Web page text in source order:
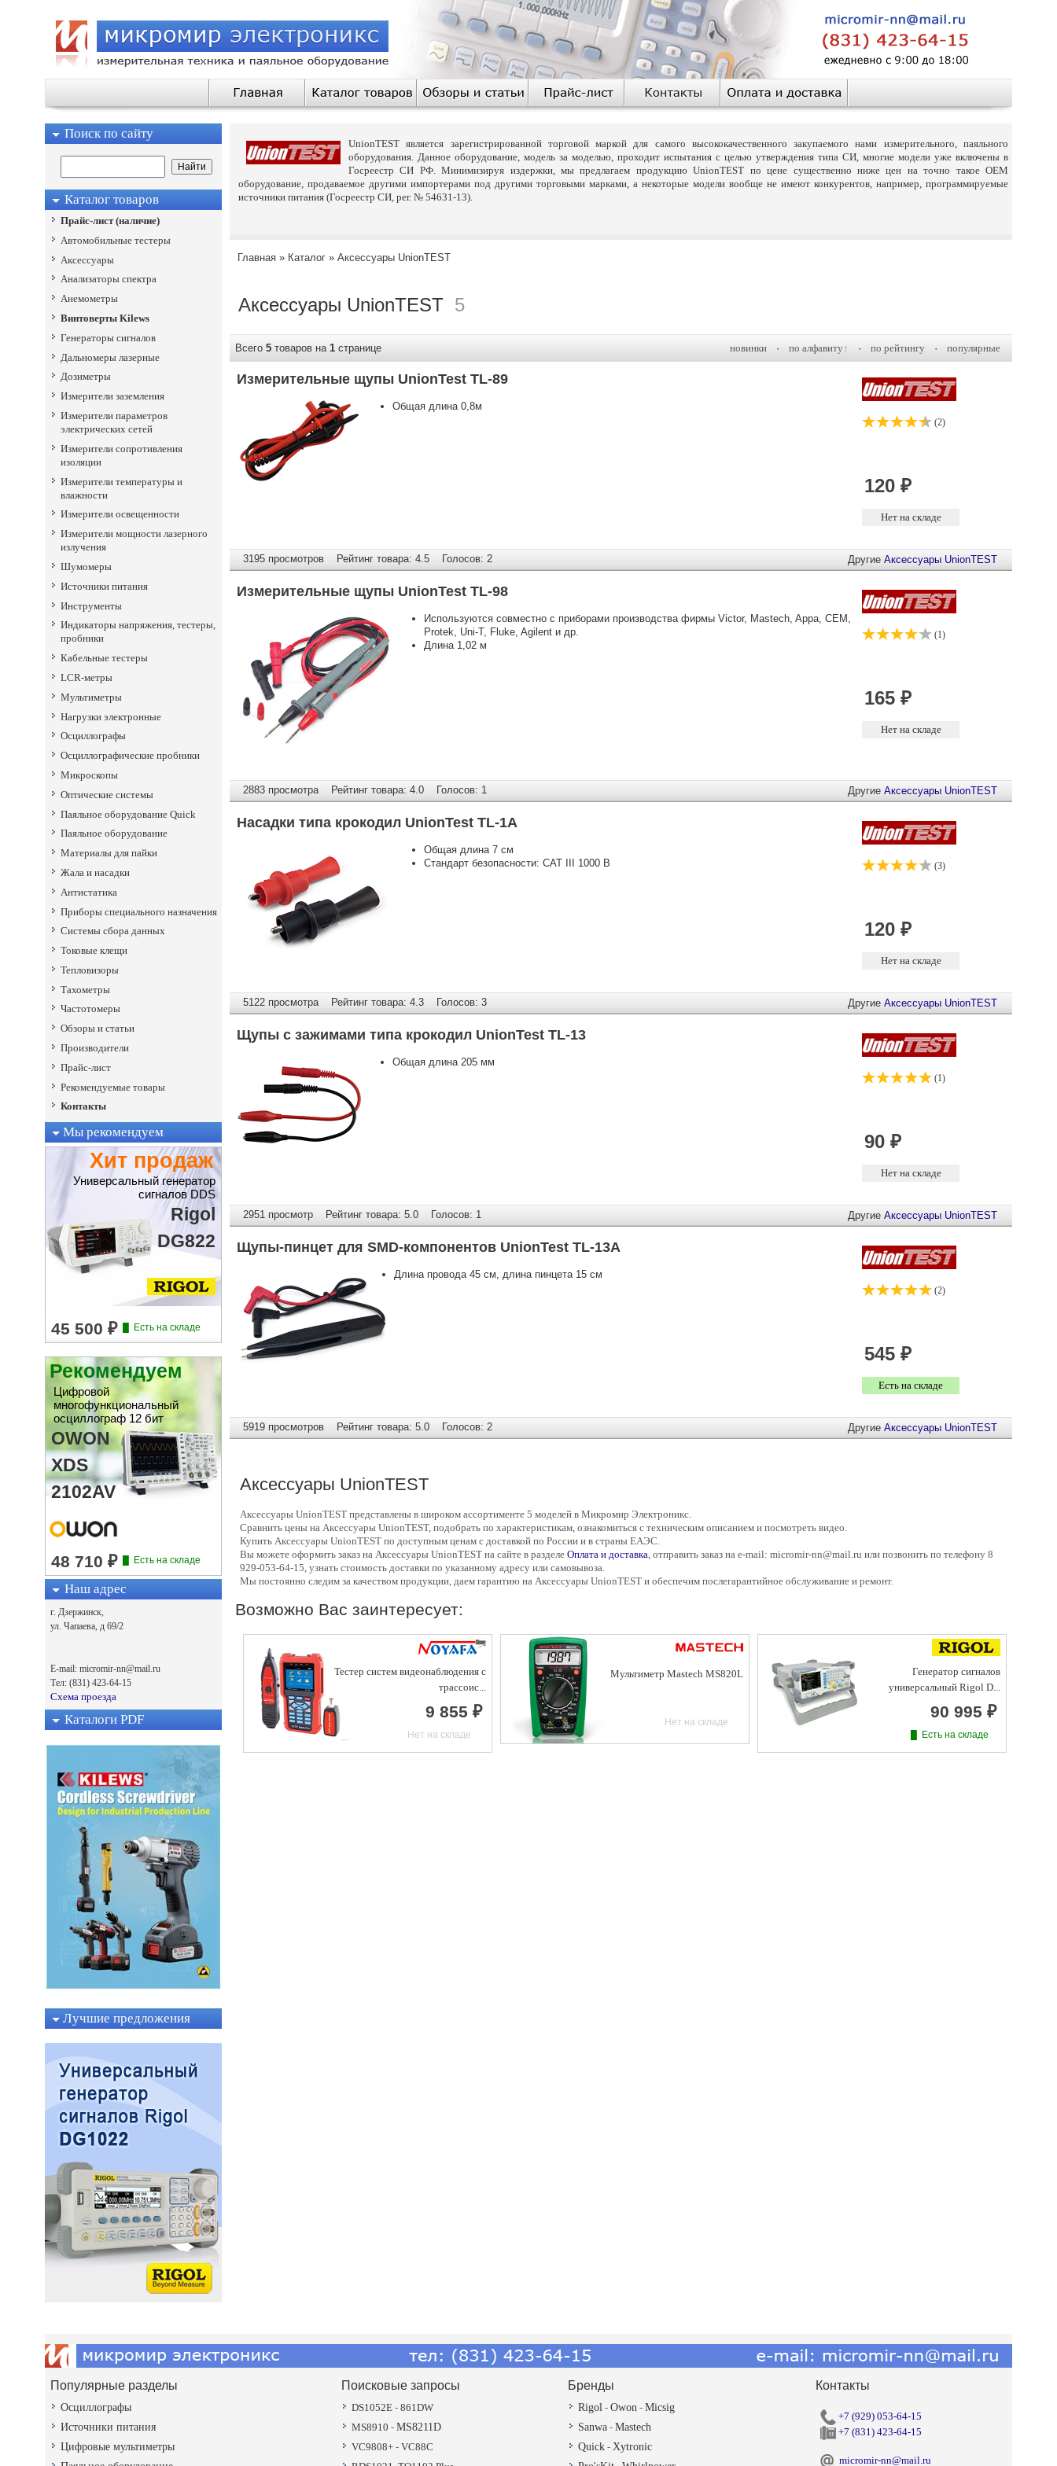
Поиск по сайту
Каталог товаров
Прайс-лист (наличие)
Автомобильные тестеры
Аксессуары
Анализаторы спектра
Анемометры
Винтоверты Kilews
Генераторы сигналов
Дальномеры лазерные
Дозиметры
Измерители заземления
Измерители параметров
электрических сетей
Измерители сопротивления
изоляции
Измерители температуры и
влажности
Измерители освещенности
Измерители мощности лазерного
излучения
Шумомеры
Источники питания
Инструменты
Индикаторы напряжения, тестеры,
пробники
Кабельные тестеры
LCR-метры
Мультиметры
Нагрузки электронные
Осциллографы
Осциллографические пробники
Микроскопы
Оптические системы
Паяльное оборудование Quick
Паяльное оборудование
Материалы для пайки
Жала и насадки
Антистатика
Приборы специального назначения
Системы сбора данных
Токовые клещи
Тепловизоры
Тахометры
Частотомеры
Обзоры и статьи
Производители
Прайс-лист
Рекомендуемые товары
Контакты
Мы рекомендуем
Хит продаж
Универсальный генератор
сигналов DDS
Rigol
DG822
Рекомендуем
Цифровой
многофункциональный
осциллограф 12 бит
OWON
XDS
2102AV
Наш адрес
г. Дзержинск,
ул. Чапаева, д 69/2
E-mail: micromir-nn@mail.ru
Тел: (831) 423-64-15
Схема проезда
Каталоги PDF
Лучшие предложения
UnionTEST является зарегистрированной торговой маркой для самого высококачественного закупаемого нами измерительного, паяльного
оборудования. Данное оборудование, модель за моделью, проходит испытания с целью утверждения типа СИ, многие модели уже включены в
Госреестр СИ РФ. Минимизируя издержки, мы предлагаем продукцию UnionTEST по цене существенно ниже цен на точно такое OEM
оборудование, продаваемое другими импортерами под другими торговыми марками, а некоторые модели вообще не имеют конкурентов, например, программируемые
источники питания (Госреестр СИ, рег. № 54631-13).
Главная » Каталог » Аксессуары UnionTEST
Аксессуары UnionTEST 5
Всего 5 товаров на 1 странице новинки · по алфавиту · по рейтингу · популярные
Измерительные щупы UnionTest TL-89
Общая длина 0,8м
(2)
3195 просмотров Рейтинг товара: 4.5 Голосов: 2 Другие Аксессуары UnionTEST
Измерительные щупы UnionTest TL-98
Используются совместно с приборами производства фирмы Victor, Mastech, Appa, CEM,
Protek, Uni-T, Fluke, Agilent и др.
Длина 1,02 м
(1)
2883 просмотра Рейтинг товара: 4.0 Голосов: 1 Другие Аксессуары UnionTEST
Насадки типа крокодил UnionTest TL-1A
Общая длина 7 см
Стандарт безопасности: CAT III 1000 В
(3)
5122 просмотра Рейтинг товара: 4.3 Голосов: 3 Другие Аксессуары UnionTEST
Щупы с зажимами типа крокодил UnionTest TL-13
Общая длина 205 мм
(1)
2951 просмотр Рейтинг товара: 5.0 Голосов: 1 Другие Аксессуары UnionTEST
Щупы-пинцет для SMD-компонентов UnionTest TL-13A
Длина провода 45 см, длина пинцета 15 см
(2)
5919 просмотров Рейтинг товара: 5.0 Голосов: 2 Другие Аксессуары UnionTEST
Аксессуары UnionTEST
Аксессуары UnionTEST представлены в широком ассортименте 5 моделей в Микромир Электроникс.
Сравнить цены на Аксессуары UnionTEST, подобрать по характеристикам, ознакомиться с техническим описанием и посмотреть видео.
Купить Аксессуары UnionTEST по доступным ценам с доставкой по России и в страны ЕАЭС.
Вы можете оформить заказ на Аксессуары UnionTEST на сайте в разделе Оплата и доставка, отправить заказ на e-mail: micromir-nn@mail.ru или позвонить по телефону 8
929-053-64-15, узнать стоимость доставки по указанному адресу или самовывоза.
Мы постоянно следим за качеством продукции, даем гарантию на Аксессуары UnionTEST и обеспечим послегарантийное обслуживание и ремонт.
Возможно Вас заинтересует:
Тестер систем видеонаблюдения с
трассоис...
Мультиметр Mastech MS820L
Генератор сигналов
универсальный Rigol D...
Популярные разделы Поисковые запросы Бренды Контакты
Осциллографы
Источники питания
Цифровые мультиметры
DS1052E - 861DW
MS8910 - MS8211D
VC9808+ - VC88C
Rigol - Owon - Micsig
Sanwa - Mastech
Quick - Xytronic
+7 (929) 053-64-15
+7 (831) 423-64-15
micromir-nn@mail.ru